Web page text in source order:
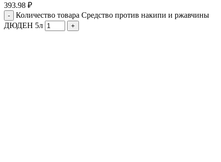
393.98 ₽
Количество товара Средство против накипи и ржавчины
ДЮДЕН 5л